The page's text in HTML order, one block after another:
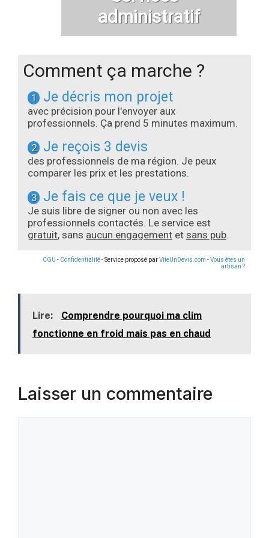
administratif
Comment ça marche ?
1 Je décris mon projet
avec précision pour l'envoyer aux
professionnels. Ça prend 5 minutes maximum.
2 Je reçois 3 devis
des professionnels de ma région. Je peux
comparer les prix et les prestations.
3 Je fais ce que je veux !
Je suis libre de signer ou non avec les
professionnels contactés. Le service est
gratuit, sans aucun engagement et sans pub.
CGU - Confidentialité- Service proposé parViteUnDevis.com -Vous êtes un
artisan ?
Lire:
Comprendre pourquoi ma clim
fonctionne en froid mais pas en chaud
Laisser un commentaire